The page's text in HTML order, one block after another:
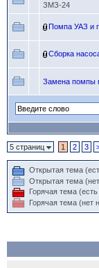
ЗМЗ-24
Помпа УАЗ и
Сборка
Замена помпы
5 страниц 1 2 3
Открытая тема
Открытая тема
Горячая тема
Горячая тема (нет